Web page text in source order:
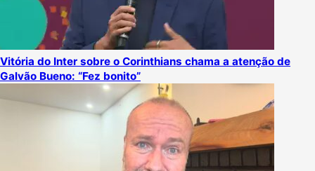
Vitória do Inter sobre o Corinthians chama a atenção de
Galvão Bueno: “Fez bonito”